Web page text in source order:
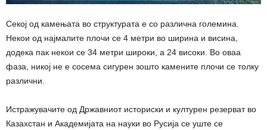
Секој од камењата во структурата е со различна големина.
Некои од најмалите плочи се 4 метри во ширина и висина,
додека пак некои се 34 метри широки, а 24 високи. Во оваа
фаза, никој не е сосема сигурен зошто камените плочи се толку
различни.
Истражувачите од Државниот историски и културен резерват во
Казахстан и Академијата на науки во Русија се уште се